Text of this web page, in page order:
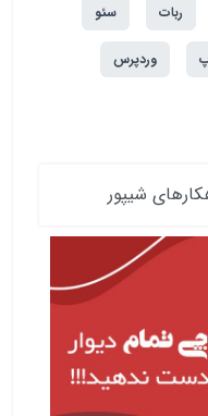
ربات سئو
وردپرس
شیپور